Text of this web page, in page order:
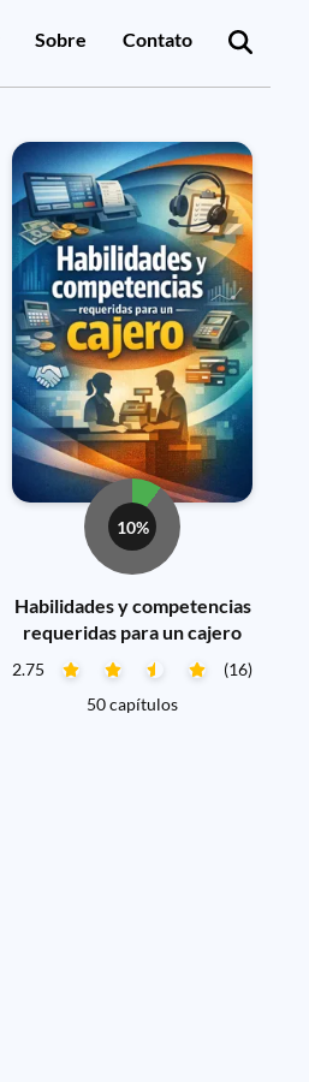
Sobre Contato
10%
Habilidades y competencias
requeridas para un cajero
2.75
(16)
50 capítulos